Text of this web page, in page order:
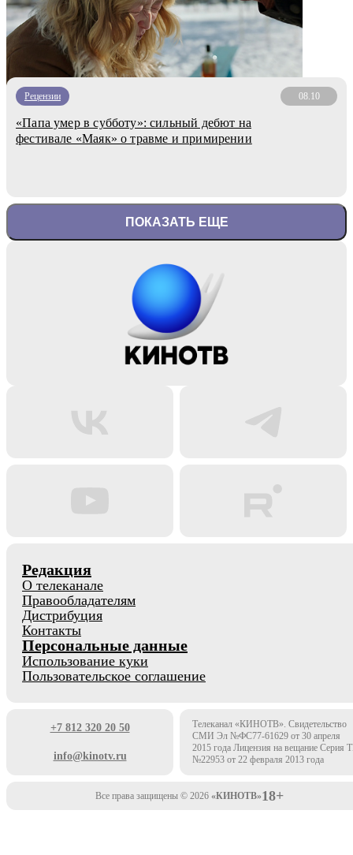
Рецензии 08.10
«Папа умер в субботу»: сильный дебют на
фестивале «Маяк» о травме и примирении
ПОКАЗАТЬ ЕЩЕ
Редакция
О телеканале
Правообладателям
Дистрибуция
Контакты
Персональные данные
Использование куки
Пользовательское соглашение
+7 812 320 20 50
info@kinotv.ru
Телеканал «КИНОТВ». Свидетельство
СМИ Эл №ФС77-61629 от 30 апреля
2015 года Лицензия на вещание Серия
№22953 от 22 февраля 2013 года
Все права защищены © 2026 «КИНОТВ»18+